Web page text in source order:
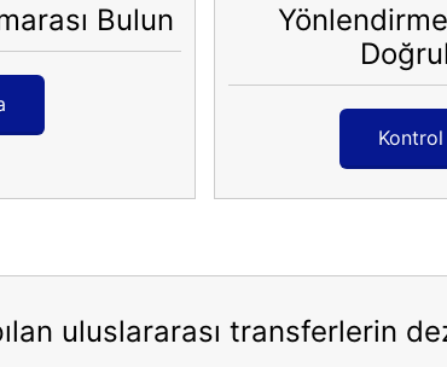
Bulun
uluslararası transferlerin